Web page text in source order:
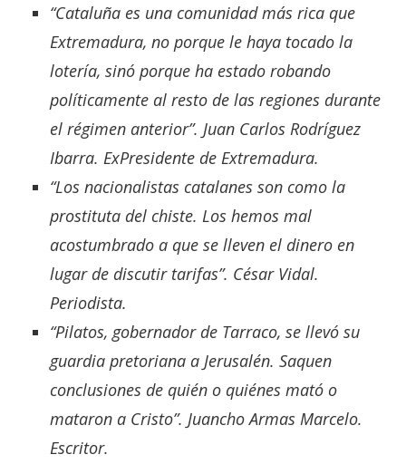
“Cataluña es una comunidad más rica que
Extremadura, no porque le haya tocado la
lotería, sinó porque ha estado robando
políticamente al resto de las regiones durante
el régimen anterior”. Juan Carlos Rodríguez
Ibarra. ExPresidente de Extremadura.
“Los nacionalistas catalanes son como la
prostituta del chiste. Los hemos mal
acostumbrado a que se lleven el dinero en
lugar de discutir tarifas”. César Vidal.
Periodista.
“Pilatos, gobernador de Tarraco, se llevó su
guardia pretoriana a Jerusalén. Saquen
conclusiones de quién o quiénes mató o
mataron a Cristo”. Juancho Armas Marcelo.
Escritor.